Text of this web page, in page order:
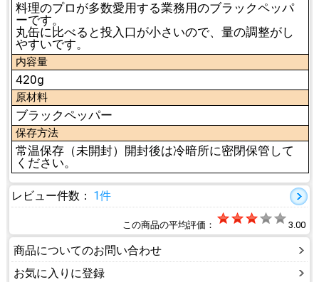
料理のプロが多数愛用する業務用のブラックペッパ
ーです。
丸缶に比べると投入口が小さいので、量の調整がし
やすいです。
内容量
420g
原材料
ブラックペッパー
保存方法
常温保存（未開封）開封後は冷暗所に密閉保管して
ください。
レビュー件数： 1件
この商品の平均評価： 3.00
商品についてのお問い合わせ
お気に入りに登録